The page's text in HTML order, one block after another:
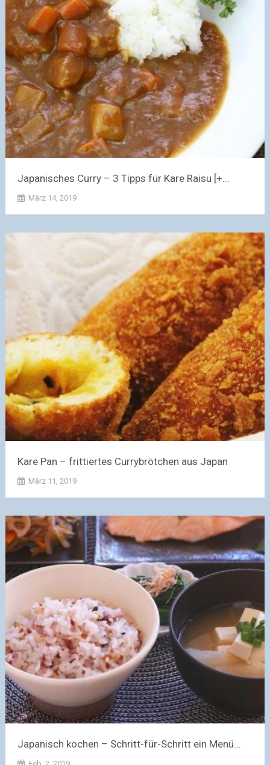
Japanisches Curry – 3 Tipps für Kare Raisu [+...
März 14, 2019
Kare Pan – frittiertes Currybrötchen aus Japan
März 11, 2019
Japanisch kochen – Schritt-für-Schritt ein Menü...